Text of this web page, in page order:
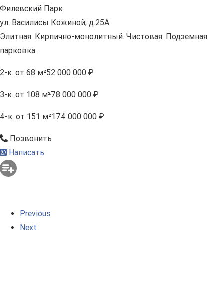
Филевский Парк
ул. Василисы Кожиной, д.25А
Элитная. Кирпично-монолитный. Чистовая. Подземная
парковка.
2-к. от 68 м²52 000 000 ₽
3-к. от 108 м²78 000 000 ₽
4-к. от 151 м²174 000 000 ₽
Позвонить
Написать
Previous
Next